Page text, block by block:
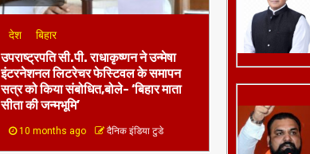
उपराष्ट्रपति सी.पी. राधाकृष्णन ने उन्मेषा
इंटरनेशनल लिटरेचर फेस्टिवल के समापन
सीता की जन्मभूमि’
10 months ago दैनिक इंडिया टुडे